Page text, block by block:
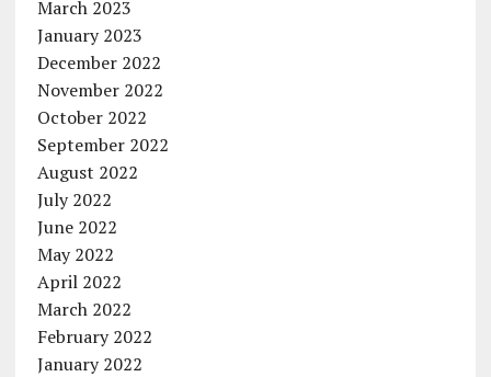
March 2023
January 2023
December 2022
November 2022
October 2022
September 2022
August 2022
July 2022
June 2022
May 2022
April 2022
March 2022
February 2022
January 2022